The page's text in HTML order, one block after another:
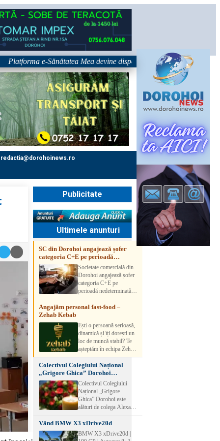
e-Sănătatea Mea devine disponibilă pe 1 septembrie:
redactia@dorohoinews.ro
Publicitate
Ultimele anunturi
SC din Dorohoi angajează șofer
categoria C+E pe perioadă
nedeterminatăSocietate comercială din
Dorohoi angajează șofer
categoria C+E pe
perioadă nedeterminată.
Candidatul trebuie să
aibă experiență și atestat
detalii, vă rog să sunați la
numărul de telefon.
Angajăm personal fast-food –
Zehab Kebab
Ești o persoană serioasă,
dinamică și îți dorești un
loc de muncă stabil? Te
așteptăm în echipa Zehab
Kebab! Posturi
disponibile: -
SHAORMAR AJUTOR
BUCATAR 2/posturi -
LUCRATOR
COMERCIAL
VANZATOR /2 posturi
muncă Program flexibil
Salariu motivant, în
funcție de experienț
Colectivul Colegiului Național
„Grigore Ghica” Dorohoi
transmite sincere condoleanțe
Colectivul Colegiului
Național „Grigore
Ghica” Dorohoi este
alături de colega Alexa
Lăcrămioara la trecerea în
neființă a soțului și
transmite sincere
condoleanțe familiei.
Vând BMW X3 xDrive20d
BMW X3 xDrive20d |